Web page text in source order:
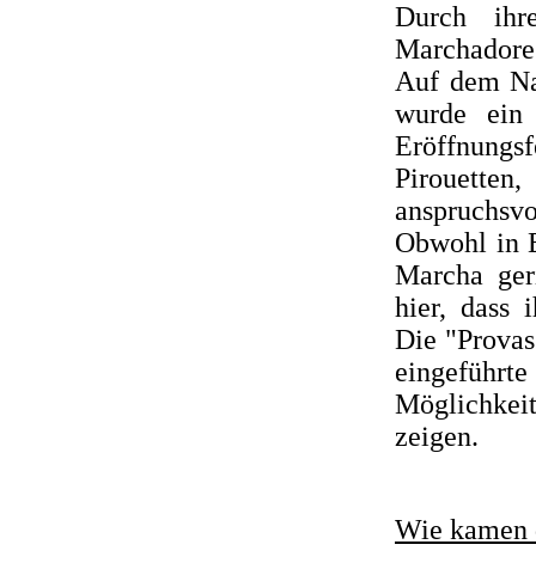
Durch
Auf dem
wurde ein
Obwohl in
Marcha
hier, dass
Die
zeigen.
Wie kamen